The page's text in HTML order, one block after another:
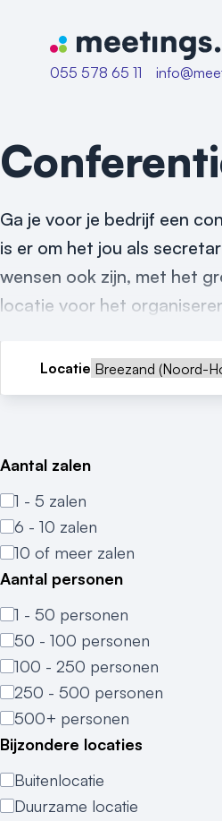
Naar home van Meetings
055 578 65 11
Ga je voor je bedrijf een
is er om het jou als
wensen ook zijn, met het
locatie voor het
Locatie
Aantal zalen
1 - 5 zalen
6 - 10 zalen
10 of meer zalen
Aantal personen
1 - 50 personen
50 - 100 personen
100 - 250 personen
250 - 500 personen
500+ personen
Bijzondere locaties
Buitenlocatie
Duurzame locatie